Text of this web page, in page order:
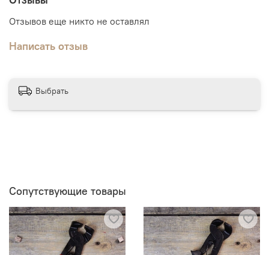
Отзывов еще никто не оставлял
Написать отзыв
Выбрать
Сопутствующие товары